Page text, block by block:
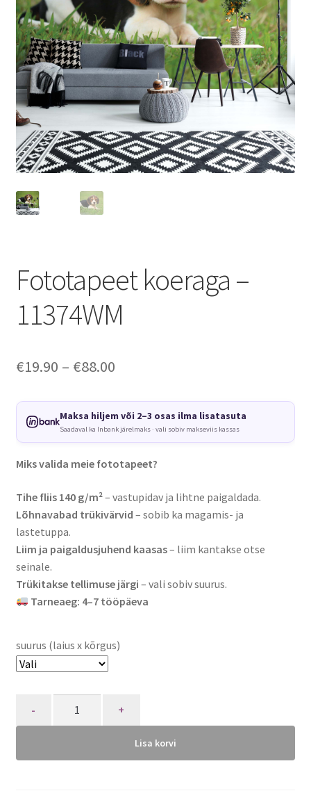
Fototapeet koeraga –
11374WM
€19.90 – €88.00Price
€19.90
through
€88.00
Maksa hiljem või 2–3 osas ilma lisatasuta
Saadaval ka Inbank järelmaks · vali sobiv makseviis kassas
Miks valida meie fototapeet?
Tihe fliis 140 g/m²– vastupidav ja lihtne paigaldada.
Lõhnavabad trükivärvid – sobib ka magamis- ja
lastetuppa.
Liim ja paigaldusjuhend kaasas– liim kantakse otse
seinale.
Trükitakse tellimuse järgi – vali sobiv suurus.
Tarneaeg: 4–7 tööpäeva
suurus (laius x kõrgus)
Lisa korvi